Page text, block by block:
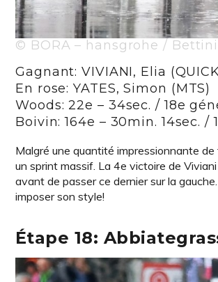
© BORA – hansgrohe /
Gagnant: VIVIANI, Elia
En rose: YATES, Simon (MTS)
Woods: 22e – 34sec. / 18e
Boivin: 164e – 30min. 14sec.
Malgré une quantité impressionnante
un sprint massif. La 4e victoire de
avant de passer ce dernier sur la
imposer son style!
Étape 18: